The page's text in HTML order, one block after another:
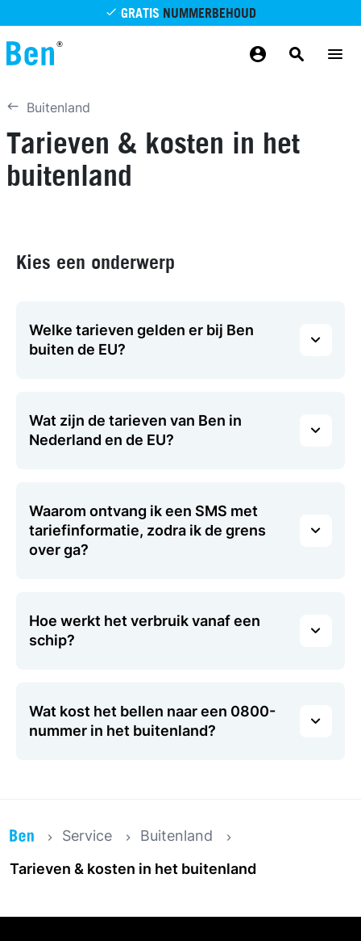
Overslaan en naar de inhoud gaan
GRATIS NUMMERBEHOUD
Buitenland
Tarieven & kosten in het
buitenland
Kies een onderwerp
Welke tarieven gelden er bij Ben
buiten de EU?
Wat zijn de tarieven van Ben in
Nederland en de EU?
Waarom ontvang ik een SMS met
tariefinformatie, zodra ik de grens
over ga?
Hoe werkt het verbruik vanaf een
schip?
Wat kost het bellen naar een 0800-
nummer in het buitenland?
Service
Buitenland
Tarieven & kosten in het buitenland